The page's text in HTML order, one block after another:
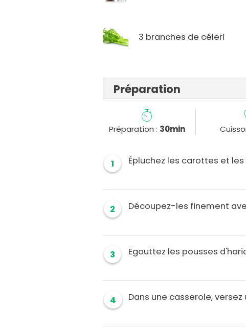
3 branches de céleri
Préparation
Préparation : 30min
1 Épluchez les carottes et
2 Découpez-les finement
3 Egouttez les pousses
4 Dans une casserole, versez